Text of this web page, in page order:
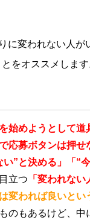
に変われない人が
をオススメしま
始めようとして
応募ボタンは押せ
”と決める」「“
立つ 「変われない
変われば良いとい
のもあるけど、中